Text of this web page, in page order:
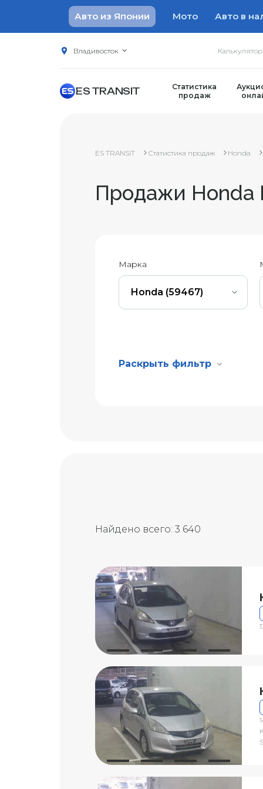
Авто из Японии Мото Авто в
Владивосток
ES TRANSIT
Статистика
продаж
ES TRANSIT Статистика продаж Honda
Продажи Honda
Марка
Honda (59467)
Раскрыть фильтр
Найдено всего: 3 640